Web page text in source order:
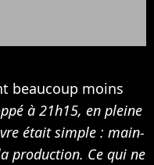
beaucoup moins
à 21h15, en pleine
était simple : main­
produc­tion. Ce qui ne